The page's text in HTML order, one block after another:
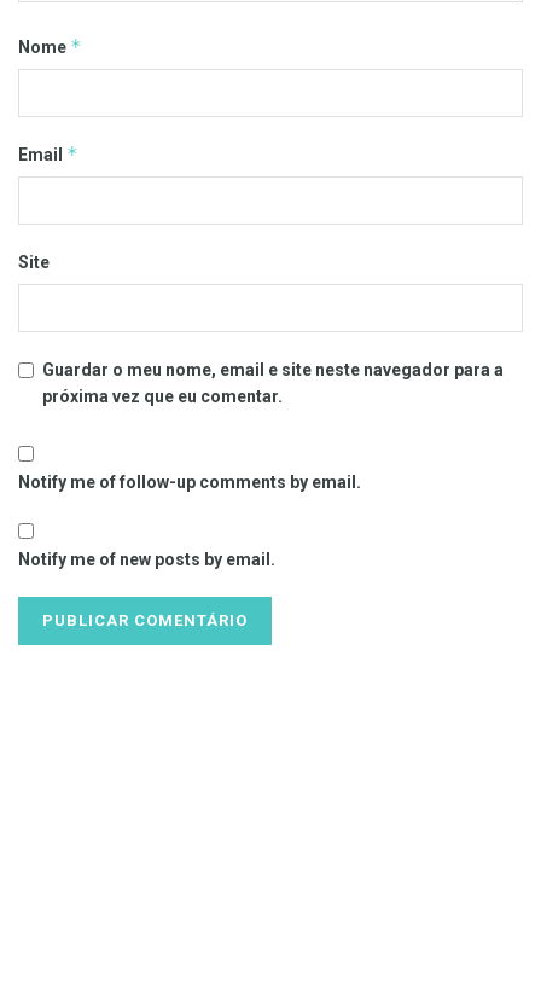
Nome *
Email *
Site
Guardar o meu nome, email e site neste navegador para a
próxima vez que eu comentar.
Notify me of follow-up comments by email.
Notify me of new posts by email.